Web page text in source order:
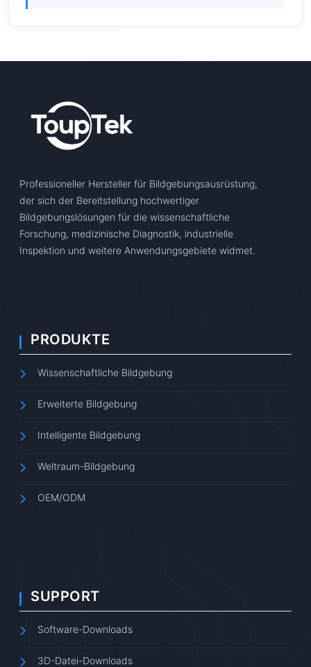
Professioneller Hersteller für Bildgebungsausrüstung,
der sich der Bereitstellung hochwertiger
Bildgebungslösungen für die wissenschaftliche
Forschung, medizinische Diagnostik, industrielle
Inspektion und weitere Anwendungsgebiete widmet.
PRODUKTE
Wissenschaftliche Bildgebung
Erweiterte Bildgebung
Intelligente Bildgebung
Weltraum-Bildgebung
OEM/ODM
SUPPORT
Software-Downloads
3D-Datei-Downloads